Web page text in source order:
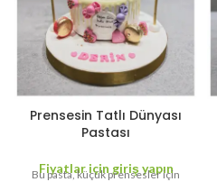
Prensesin Tatlı Dünyası
Pastası
Fiyatlar için giriş yapın
Bu pasta, küçük prensesler için